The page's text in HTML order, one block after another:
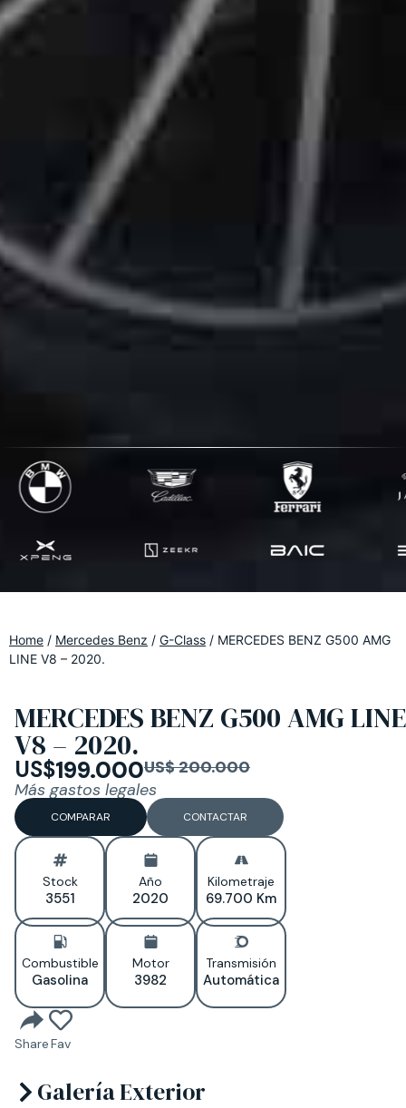
Home / Mercedes Benz / G-Class / MERCEDES BENZ G500 AMG
LINE V8 – 2020.
Galería Exterior
MERCEDES BENZ G500 AMG LINE
V8 – 2020.
US$199.000US$ 200.000
Más gastos legales
COMPARAR CONTACTAR
Stock
3551
Año
2020
Kilometraje
69.700 Km
Combustible
Gasolina
Motor
3982
Transmisión
Automática
ShareFav